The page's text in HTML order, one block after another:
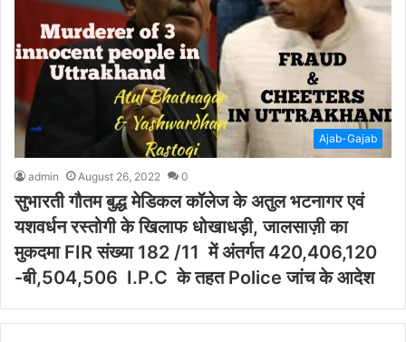
Ajab-Gajab
admin August 26, 2022 0
सुभारती गौतम बुद्ध मेडिकल कॉलेज के अतुल भटनागर एवं
यशवर्धन रस्तोगी के खिलाफ धोखाधड़ी, जालसाज़ी का
मुकदमा FIR संख्या 182 /11 में अंतर्गत 420,406,120
-बी,504,506 I.P.C के तहत Police जांच के आदेश